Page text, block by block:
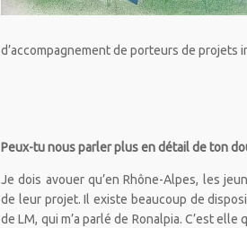
d’accompagnement de porteurs de
Peux-tu nous parler plus en détail de ton
Je dois avouer qu’en Rhône-Alpes, les
de leur projet. Il existe beaucoup de
de LM, qui m’a parlé de Ronalpia. C’est